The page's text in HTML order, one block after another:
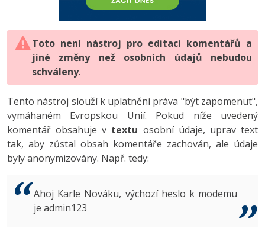
HTML5, CSS3, Bootstrap, SEO
SQL a databáze
Testování a verzování
UML a návrhové vzory
React
Spring
ASP.NET MVC
PHP
JavaScript
Python
HTML / CSS
UML a návrhové vzory
MySQL/MariaDB
MS-SQL
Vývojář mobilních aplikací
C# Game developer
Tester
Systémový administrátor
3D grafik
-80%
JavaScript -80%
PHP -80%
Swift -80%
Kotlin -80%
VB.NET
Digitální gramotnost
Marketing
WordPress
SEO
UX
Business
Copywriting
-80%
Adobe Illustrator -80%
Adobe Lightroom
Adobe XD
Adobe InDesign -25%
Adobe After Effects
Inkscape
Toto není nástroj pro editaci komentářů a
jiné změny než osobních údajů nebudou
schváleny.
Tento nástroj slouží k uplatnění práva "být zapomenut",
vymáhaném Evropskou Unií. Pokud níže uvedený
komentář obsahuje v textu osobní údaje, uprav text
tak, aby zůstal obsah komentáře zachován, ale údaje
byly anonymizovány. Např. tedy:
Ahoj Karle Nováku, výchozí heslo k modemu
je admin123